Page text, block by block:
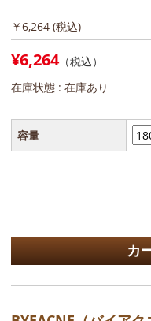
￥6,264 (税込)
¥6,264（税込）
在庫状態 : 在庫あり
容量